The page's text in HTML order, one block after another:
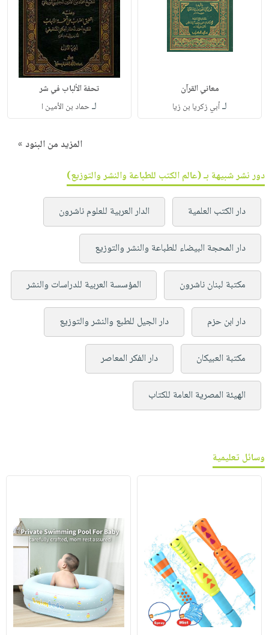
معاني القرآن
لـأبي زكريا بن زيا
تحفة الألباب في شر
لـحماد بن الأمين ا
المزيد من البنود »
دور نشر شبيهة بـ (عالم الكتب للطباعة والنشر والتوزيع)
دار الكتب العلمية الدار العربية للعلوم ناشرون
دار المحجة البيضاء للطباعة والنشر والتوزيع
مكتبة لبنان ناشرون المؤسسة العربية للدراسات والنشر
دار ابن حزم دار الجيل للطبع والنشر والتوزيع
مكتبة العبيكان دار الفكر المعاصر
الهيئة المصرية العامة للكتاب
وسائل تعليمية